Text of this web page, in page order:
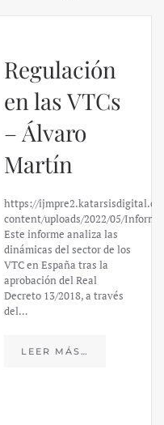
Regulación
en las VTCs
– Álvaro
Martín
https://
content/uploads/2022/05/
Este informe analiza las
dinámicas del sector de los
VTC en España tras la
aprobación del Real
Decreto 13/2018, a través
del…
LEER MÁS…